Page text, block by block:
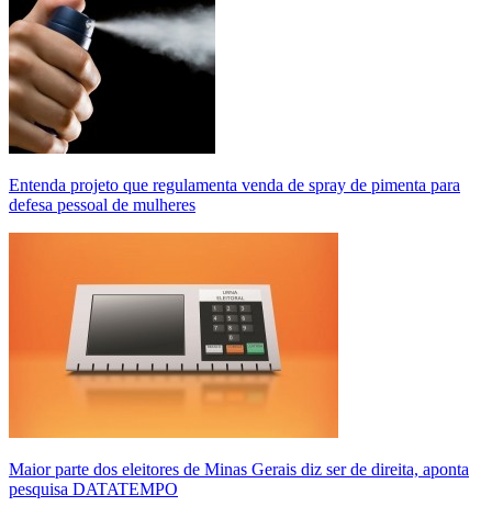
Entenda projeto que regulamenta venda de spray de pimenta para
defesa pessoal de mulheres
Maior parte dos eleitores de Minas Gerais diz ser de direita, aponta
pesquisa DATATEMPO